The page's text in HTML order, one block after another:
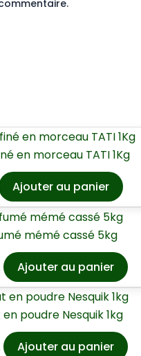
en morceau TATI 1Kg
Ajouter au panier
mémé cassé 5kg
Ajouter au panier
poudre Nesquik 1kg
Ajouter au panier